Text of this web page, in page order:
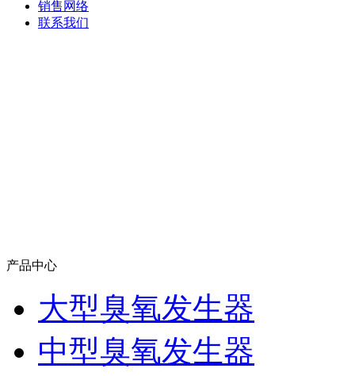
销售网络
联系我们
产品中心
大型臭氧发生器
中型臭氧发生器